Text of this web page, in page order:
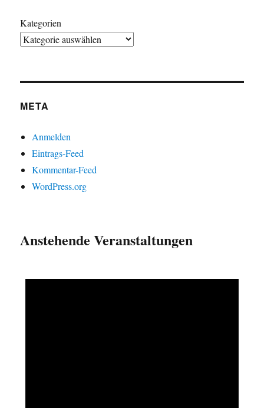
Kategorien
META
Anmelden
Eintrags-Feed
Kommentar-Feed
WordPress.org
Anstehende Veranstaltungen